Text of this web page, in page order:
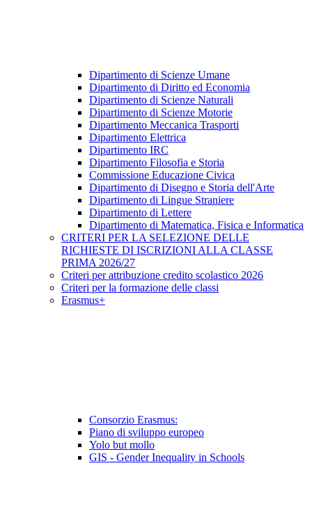
Dipartimento di Scienze Umane
Dipartimento di Diritto ed Economia
Dipartimento di Scienze Naturali
Dipartimento di Scienze Motorie
Dipartimento Meccanica Trasporti
Dipartimento Elettrica
Dipartimento IRC
Dipartimento Filosofia e Storia
Commissione Educazione Civica
Dipartimento di Disegno e Storia dell'Arte
Dipartimento di Lingue Straniere
Dipartimento di Lettere
Dipartimento di Matematica, Fisica e Informatica
CRITERI PER LA SELEZIONE DELLE
RICHIESTE DI ISCRIZIONI ALLA CLASSE
PRIMA 2026/27
Criteri per attribuzione credito scolastico 2026
Criteri per la formazione delle classi
Erasmus+
Consorzio Erasmus:
Piano di sviluppo europeo
Yolo but mollo
GIS - Gender Inequality in Schools